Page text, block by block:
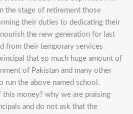
the stage of retirement those
their duties to dedicating their
the new generation for last
from their temporary services
that so much huge amount of
of Pakistan and many other
run the above named school.
money? why we are praising
and do not ask that the